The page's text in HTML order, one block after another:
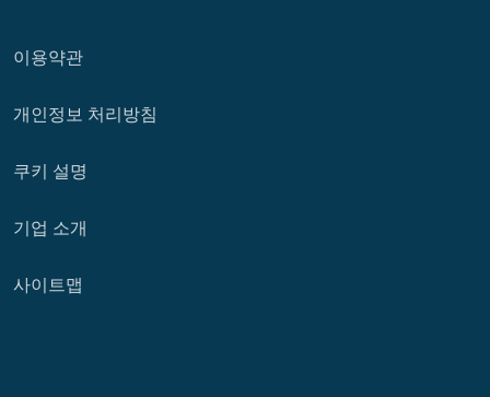
이용약관
개인정보 처리방침
쿠키 설명
기업 소개
사이트맵